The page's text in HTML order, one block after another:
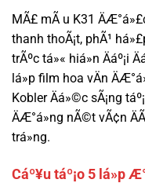
MÃ£ mÃ u K31
thanh thoÃ¡t, phÃ¹
trÃºc tá»« hiá»n Äáº¡i
lá»p film hoa vÄn
Kobler Äá»©c sÃ¡ng
ÄÆ°á»ng nÃ©t vÃ¢n
trá»ng.
Cáº¥u táº¡o 5 lá»p